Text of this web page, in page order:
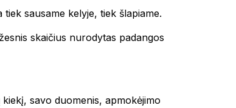
sausame kelyje, tiek šlapiame.
skaičius nurodytas padangos
savo duomenis, apmokėjimo